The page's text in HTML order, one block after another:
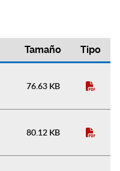
Tamaño Tipo
76.63 KB
80.12 KB